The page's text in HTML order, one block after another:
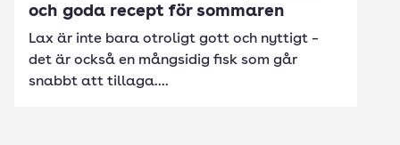
och goda recept för sommaren
Lax är inte bara otroligt gott och nyttigt –
det är också en mångsidig fisk som går
snabbt att tillaga....